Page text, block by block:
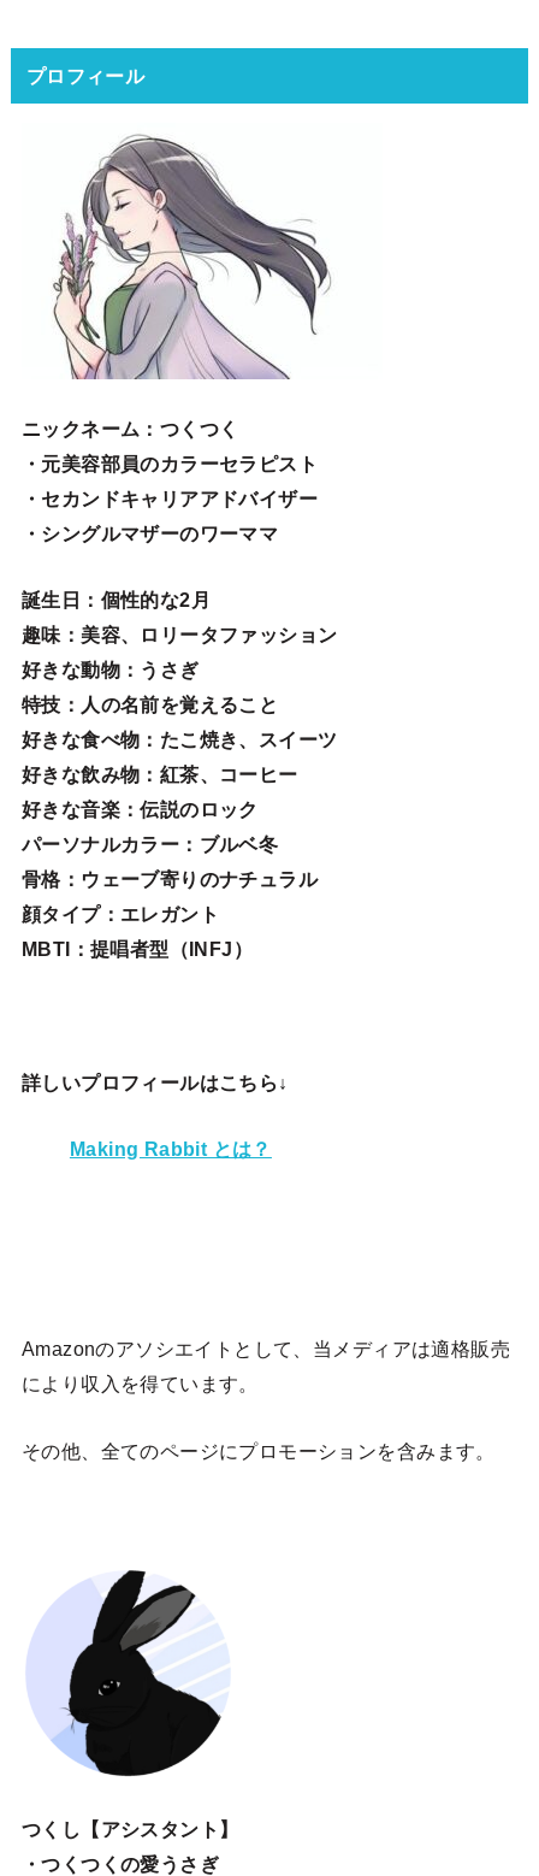
プロフィール
ニックネーム ：つくつく
・元美容部員のカラーセラピスト
・セカンドキャリアアドバイザー
・シングルマザーのワーママ
誕生日 ：個性的な2月
趣味 ：美容、ロリータファッション
好きな動物：うさぎ
特技 ：人の名前を覚えること
好きな食べ物 ：たこ焼き、スイーツ
好きな飲み物：紅茶、コーヒー
好きな音楽：伝説のロック
パーソナルカラー：ブルベ冬
骨格：ウェーブ寄りのナチュラル
顔タイプ：エレガン ト
MBTI：提唱者型（INFJ）
詳しいプロフィールはこちら↓
Making Rabbit とは？
Amazonのアソシエイトとして、当メディアは適格販売
により収入を得ています。
その他、全てのページにプロモーションを含みます。
つくし【アシスタント】
・つくつくの愛うさぎ